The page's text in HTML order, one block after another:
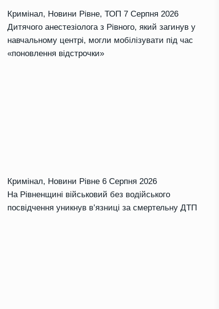
Кримінал, Новини Рівне, ТОП 7 Серпня 2026
Дитячого анестезіолога з Рівного, який загинув у
навчальному центрі, могли мобілізувати під час
«поновлення відстрочки»
Кримінал, Новини Рівне 6 Серпня 2026
На Рівненщині військовий без водійського
посвідчення уникнув в’язниці за смертельну ДТП